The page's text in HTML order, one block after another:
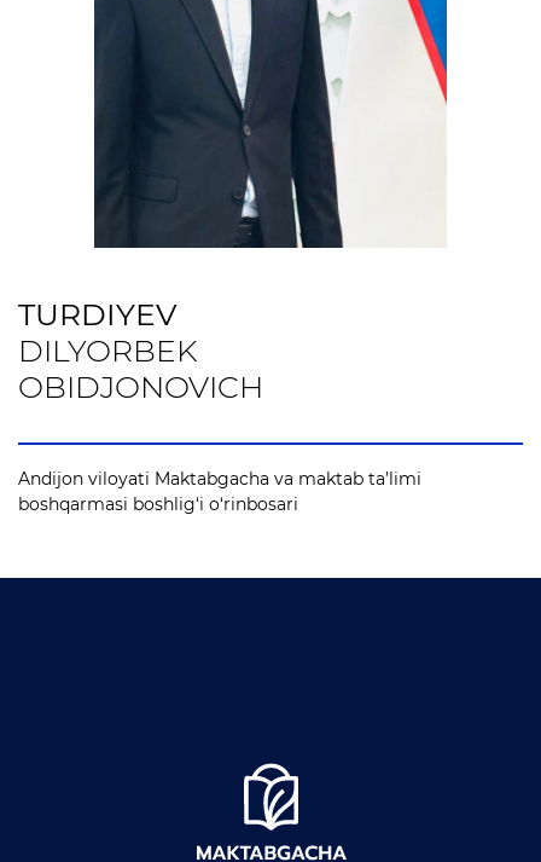
TURDIYEV
DILYORBEK
OBIDJONOVICH
Andijon viloyati Maktabgacha va maktab ta’limi
boshqarmasi boshlig‘i o‘rinbosari